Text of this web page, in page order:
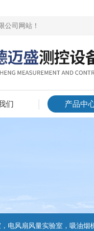
公司网站！
们 产品中
分离度试验装置，吸油烟机空气性能试验装置，吸油烟机气味